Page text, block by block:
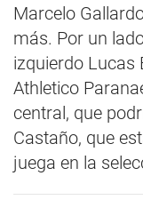
Marcelo
más. Por un
izquierdo Lucas
Athletico
central, que
Castaño, que
juega en la